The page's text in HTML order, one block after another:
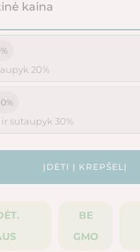
kaina
20%
ir sutaupyk 30%
ĮDĖTI Į KREPŠELĮ
BE
GMO